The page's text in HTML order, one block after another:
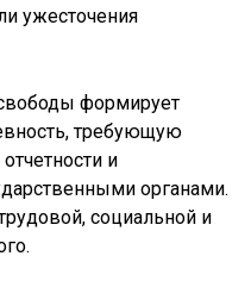
ужесточения
формирует
требующую
и
органами.
социальной и